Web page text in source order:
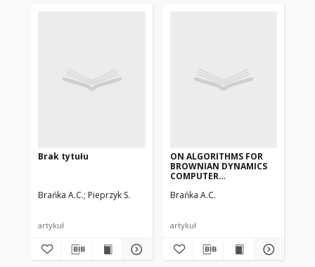
Brak tytułu
Brańka A.C. Pieprzyk S.
artykuł
ON ALGORITHMS FOR
BROWNIAN DYNAMICS
COMPUTER
Brańka A.C.
artykuł